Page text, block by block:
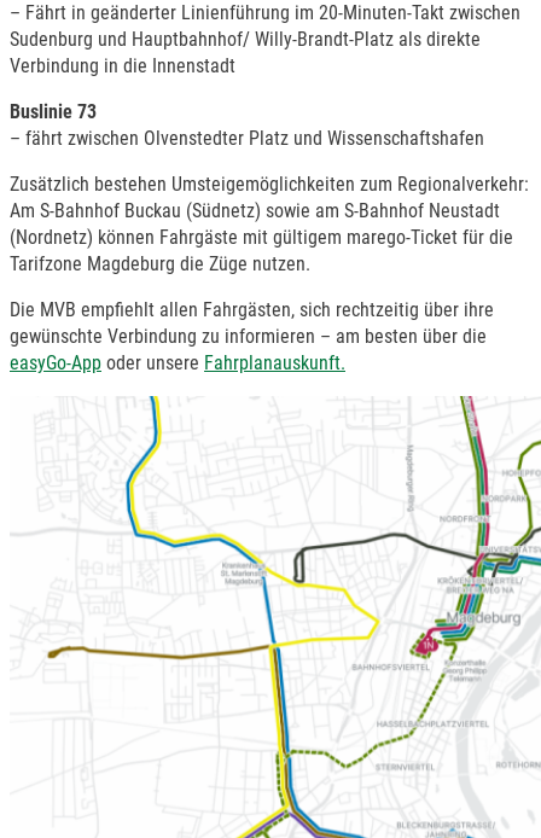
– Fährt in geänderter Linienführung im 20-Minuten-Takt zwischen
Sudenburg und Hauptbahnhof/ Willy-Brandt-Platz als direkte
Verbindung in die Innenstadt
Buslinie 73
– fährt zwischen Olvenstedter Platz und Wissenschaftshafen
Zusätzlich bestehen Umsteigemöglichkeiten zum Regionalverkehr:
Am S-Bahnhof Buckau (Südnetz) sowie am S-Bahnhof Neustadt
(Nordnetz) können Fahrgäste mit gültigem marego-Ticket für die
Tarifzone Magdeburg die Züge nutzen.
Die MVB empfiehlt allen Fahrgästen, sich rechtzeitig über ihre
gewünschte Verbindung zu informieren – am besten über die
easyGo-App oder unsere Fahrplanauskunft.